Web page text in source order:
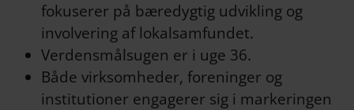
fokuserer på bæredygtig udvikling og
involvering af lokalsamfundet.
Verdensmålsugen er i uge 36.
Både virksomheder, foreninger og
institutioner engagerer sig i markeringen